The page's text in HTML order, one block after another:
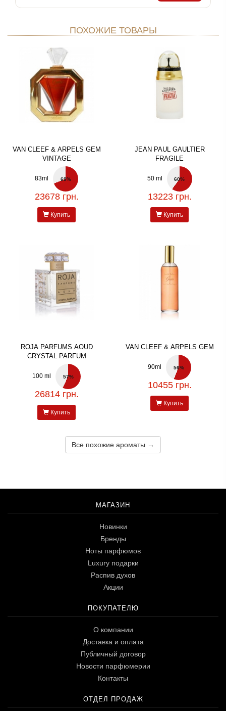
ПОХОЖИЕ ТОВАРЫ
VAN CLEEF & ARPELS GEM
VINTAGE
83ml 69%
23678 грн.
Купить
JEAN PAUL GAULTIER
FRAGILE
50 ml 60%
13223 грн.
Купить
ROJA PARFUMS AOUD
CRYSTAL PARFUM
100 ml 57%
26814 грн.
Купить
VAN CLEEF & ARPELS GEM
90ml 56%
10455 грн.
Купить
Все похожие ароматы →
МАГАЗИН
Новинки
Бренды
Ноты парфюмов
Luxury подарки
Распив духов
Акции
ПОКУПАТЕЛЮ
О компании
Доставка и оплата
Публичный договор
Новости парфюмерии
Контакты
ОТДЕЛ ПРОДАЖ